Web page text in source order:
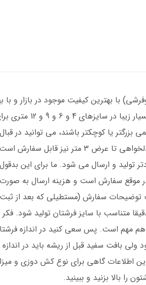
با بهترین کیفیت موجود در بازار و با
چاپ فوق العاده
) سفارش دهید. در ضمن هر سایز
موقع سفارش است و هزینه ارسال به
توضیحات سفارش (مستطیلی که بعد از
متناسب با سایز فرشتان تولید
مهم است. پس سعی کنید در اندازه
ولی بافت سفید قبل از ریشه باید در
اطلاعات گاهی برای نوع کش دوزی و
را بالا بزنید و ببینید.